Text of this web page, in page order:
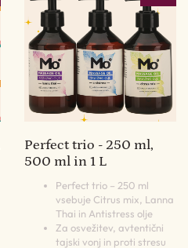
Perfect trio - 250 ml,
500 ml in 1 L
Perfect trio – 250 ml
vsebuje Citrus mix, Lanna
Thai in Antistress olje
Za osvežitev, avtentični
tajski vonj in proti stresu